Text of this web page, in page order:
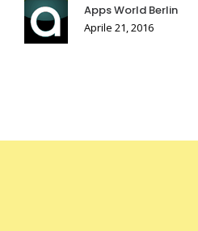
Apps World Berlin
Aprile 21, 2016